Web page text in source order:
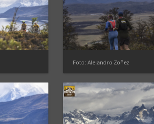
Foto: Alejandro Zoñez